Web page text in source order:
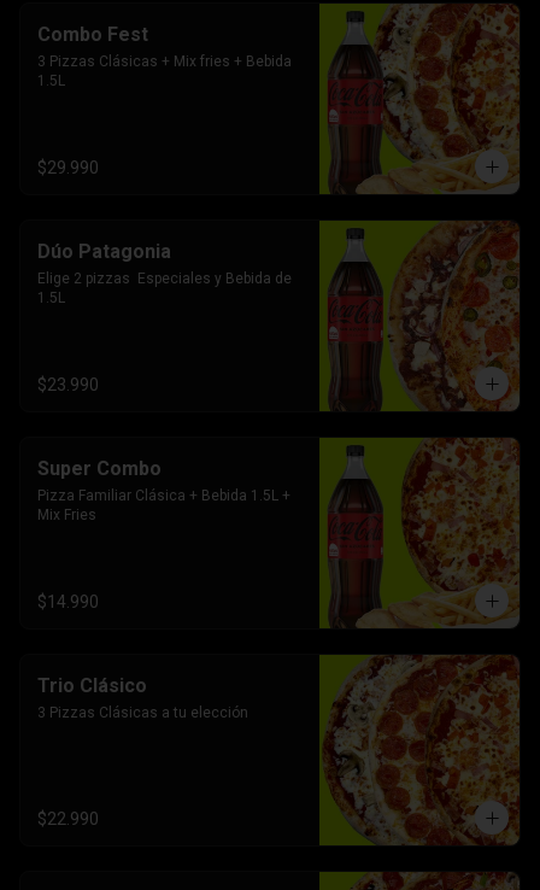
Combo Fest
3 Pizzas Clásicas + Mix fries + Bebida
1.5L
$29.990
Dúo Patagonia
Elige 2 pizzas  Especiales y Bebida de
1.5L
$23.990
Super Combo
Pizza Familiar Clásica + Bebida 1.5L +
Mix Fries
$14.990
Trio Clásico
3 Pizzas Clásicas a tu elección
$22.990